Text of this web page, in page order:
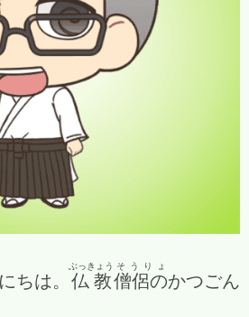
ちは。 仏教
ぶっきょう
僧侶の
そうりょ
かつごん